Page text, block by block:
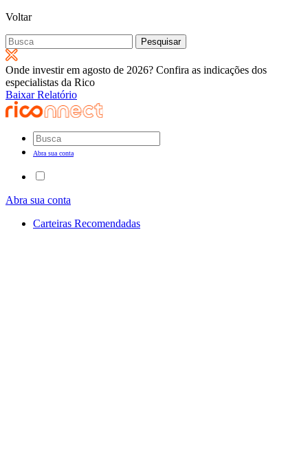
Voltar
Pesquisar
por:
Onde investir em agosto de 2026? Confira as indicações dos
especialistas da Rico
Baixar Relatório
Abra sua conta
Abra sua conta
Carteiras Recomendadas